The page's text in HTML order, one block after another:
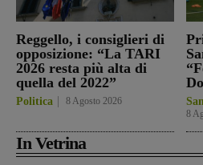
Reggello, i consiglieri di
opposizione: “La TARI
2026 resta più alta di
quella del 2022”
Politica 8 Agosto 2026
8
In Vetrina